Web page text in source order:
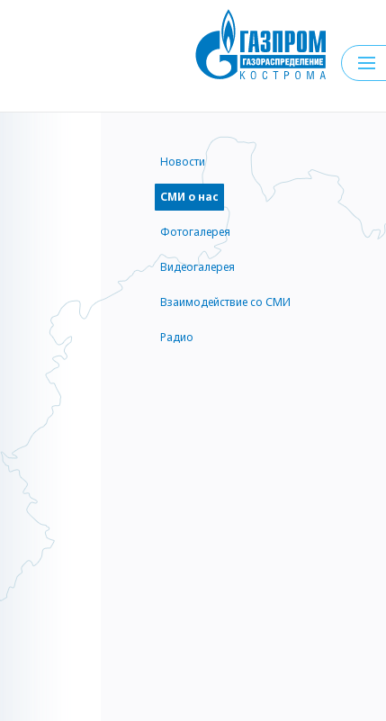
Новости
СМИ о нас
Фотогалерея
Видеогалерея
Взаимодействие со СМИ
Радио